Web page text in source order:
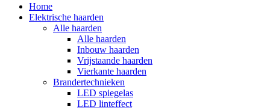
Home
Elektrische haarden
Alle haarden
Alle haarden
Inbouw haarden
Vrijstaande haarden
Vierkante haarden
Brandertechnieken
LED spiegelas
LED linteffect